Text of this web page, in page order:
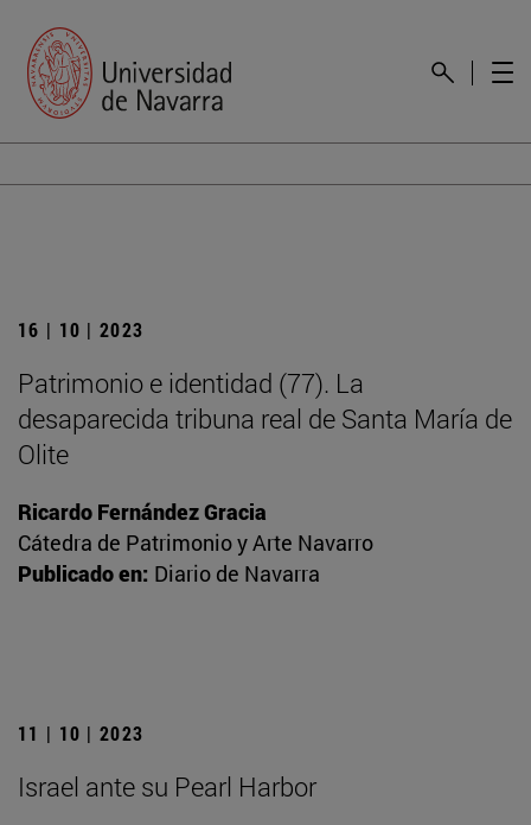
16 | 10 | 2023
Patrimonio e identidad (77). La
desaparecida tribuna real de Santa María de
Olite
Ricardo Fernández Gracia
Cátedra de Patrimonio y Arte Navarro
Publicado en: Diario de Navarra
11 | 10 | 2023
Israel ante su Pearl Harbor